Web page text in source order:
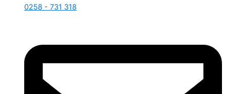
0258 - 731 318